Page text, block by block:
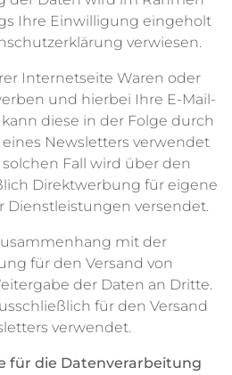
Ihre Einwilligung eingeholt
verwiesen.
Internetseite Waren oder
und hierbei Ihre E-Mail-
diese in der Folge durch
Newsletters verwendet
Fall wird über den
Direktwerbung für eigene
Dienstleistungen versendet.
mit der
für den Versand von
der Daten an Dritte.
für den Versand
verwendet.
für die Datenverarbeitung